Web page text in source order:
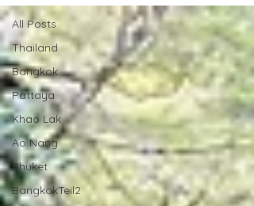
All Posts
Thailand
Bangkok
Pattaya
Khao Lak
Ao Nang
Phuket
BangkokTeil2